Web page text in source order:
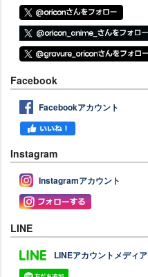
Facebook
Facebookアカウント
Instagram
Instagramアカウント
LINE
LINEアカウントメディア